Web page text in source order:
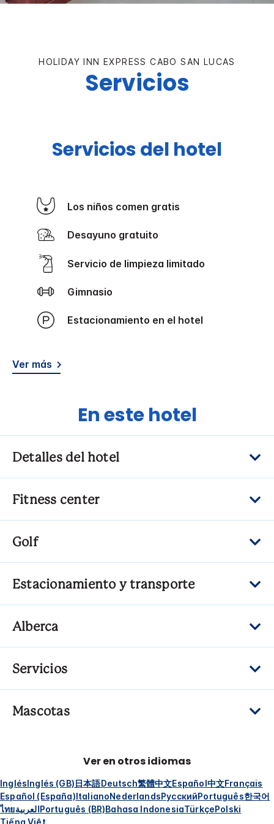
HOLIDAY INN EXPRESS CABO SAN LUCAS
Servicios
Servicios del hotel
Los niños comen gratis
Desayuno gratuito
Servicio de limpieza limitado
Gimnasio
Estacionamiento en el hotel
Ver más
En este hotel
Detalles del hotel
Fitness center
Golf
Estacionamiento y transporte
Alberca
Servicios
Mascotas
Ver en otros idiomas
InglésInglés (GB)日本語Deutsch繁體中文Español中文Français
Español (España)ItalianoNederlandsРусскийPortuguês한국어
ไทยالعربيةPortuguês (BR)Bahasa IndonesiaTürkçePolski